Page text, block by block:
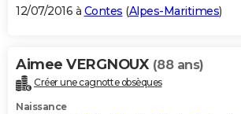
12/07/2016 à Contes (Alpes-Maritimes)
Aimee VERGNOUX (88 ans)
Créer une cagnotte obsèques
Naissance